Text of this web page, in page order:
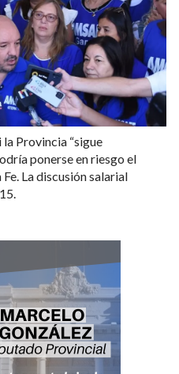
Provincia “sigue
ponerse en riesgo el
La discusión salarial